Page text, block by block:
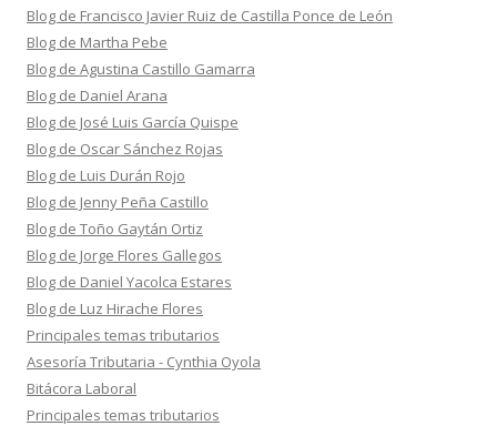
Blog de Francisco Javier Ruiz de Castilla Ponce de León
Blog de Martha Pebe
Blog de Agustina Castillo Gamarra
Blog de Daniel Arana
Blog de José Luis García Quispe
Blog de Oscar Sánchez Rojas
Blog de Luis Durán Rojo
Blog de Jenny Peña Castillo
Blog de Toño Gaytán Ortiz
Blog de Jorge Flores Gallegos
Blog de Daniel Yacolca Estares
Blog de Luz Hirache Flores
Principales temas tributarios
Asesoría Tributaria - Cynthia Oyola
Bitácora Laboral
Principales temas tributarios